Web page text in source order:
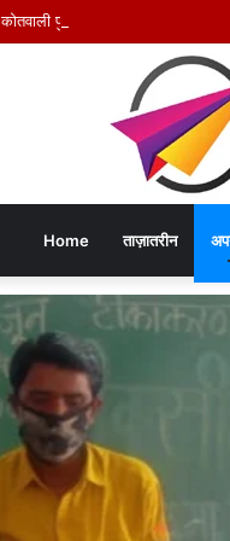
कोतवाली पुलिस ने किया हत्या कांड का
Home ताज़ातरीन